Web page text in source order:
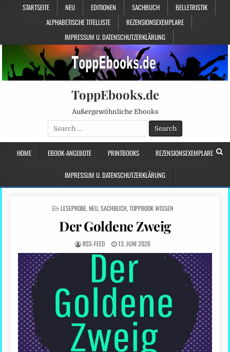
STARTSEITE NEU EDITIONEN SACHBUCH
BELLETRISTIK
ALPHABETISCHE TITELLISTE
REZENSIONSEXEMPLARE
IMPRESSUM U. DATENSCHUTZERKLÄRUNG
ToppEbooks.de
Außergewöhnliche Ebooks
Search
for:
HOME EBOOK-ANGEBOTE PRINTBOOKS REZENSIONSEXEMPLARE
IMPRESSUM U. DATENSCHUTZERKLÄRUNG
POSTED
LESEPROBE,NEU,SACHBUCH,TOPPBOOK WISSEN
Der Goldene Zweig
RSS-FEED 13. JUNI 2026